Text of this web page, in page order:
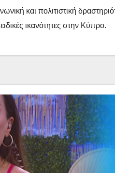
και πολιτιστική
ικανότητες στην Κύπρο.